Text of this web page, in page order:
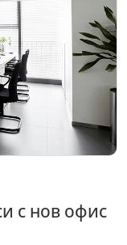
с нов офис